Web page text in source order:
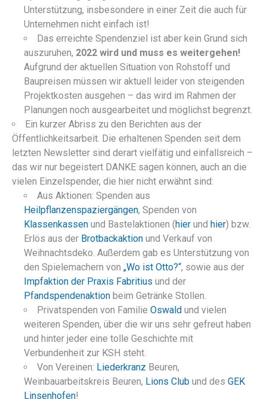
Unterstützung, insbesondere in einer Zeit die auch für
Unternehmen nicht einfach ist!
Das erreichte Spendenziel ist aber kein Grund sich
auszuruhen, 2022 wird und muss es weitergehen!
Aufgrund der aktuellen Situation von Rohstoff und
Baupreisen müssen wir aktuell leider von steigenden
Projektkosten ausgehen – das wird im Rahmen der
Planungen noch ausgearbeitet und möglichst begrenzt.
Ein kurzer Abriss zu den Berichten aus der
Öffentlichkeitsarbeit. Die erhaltenen Spenden seit dem
letzten Newsletter sind derart vielfätig und einfallsreich –
das wir nur begeistert DANKE sagen können, auch an die
vielen Einzelspender, die hier nicht erwähnt sind:
Aus Aktionen: Spenden aus
Heilpflanzenspaziergängen, Spenden von
Klassenkassen und Bastelaktionen (hier und hier) bzw.
Erlös aus der Brotbackaktion und Verkauf von
Weihnachtsdeko. Außerdem gab es Unterstützung von
den Spielemachern von „Wo ist Otto?“, sowie aus der
Impfaktion der Praxis Fabritius und der
Pfandspendenaktion beim Getränke Stollen.
Privatspenden von Familie Oswald und vielen
weiteren Spenden, über die wir uns sehr gefreut haben
und hinter jeder eine tolle Geschichte mit
Verbundenheit zur KSH steht.
Von Vereinen: Liederkranz Beuren,
Weinbauarbeitskreis Beuren, Lions Club und des GEK
Linsenhofen!